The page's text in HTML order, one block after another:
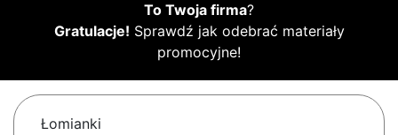
To Twoja firma?
Gratulacje! Sprawdź jak odebrać materiały
promocyjne!
Łomianki